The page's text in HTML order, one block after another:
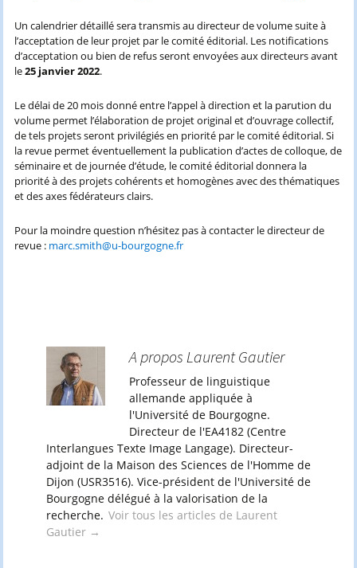
Un calendrier détaillé sera transmis au directeur de volume suite à
l’acceptation de leur projet par le comité éditorial. Les notifications
d’acceptation ou bien de refus seront envoyées aux directeurs avant
le25 janvier 2022.
Le délai de 20 mois donné entre l’appel à direction et la parution du
volume permet l’élaboration de projet original et d’ouvrage collectif,
de tels projets seront privilégiés en priorité par le comité éditorial. Si
la revue permet éventuellement la publication d’actes de colloque, de
séminaire et de journée d’étude, le comité éditorial donnera la
priorité à des projets cohérents et homogènes avec des thématiques
et des axes fédérateurs clairs.
Pour la moindre question n’hésitez pas à contacter le directeur de
revue : marc.smith@u-bourgogne.fr
A propos Laurent Gautier
Professeur de linguistique
allemande appliquée à
l'Université de Bourgogne.
Directeur de l'EA4182 (Centre
Interlangues Texte Image Langage). Directeur-
adjoint de la Maison des Sciences de l'Homme de
Dijon (USR3516). Vice-président de l'Université de
Bourgogne délégué à la valorisation de la
recherche. Voir tous les articles de Laurent
Gautier →